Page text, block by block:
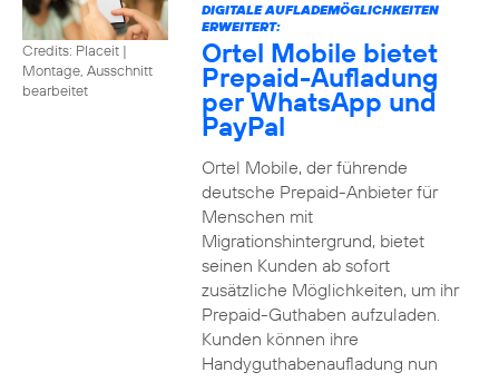
Credits: Placeit |
Montage, Ausschnitt
bearbeitet
DIGITALE AUFLADEMÖGLICHKEITEN
ERWEITERT:
Ortel Mobile bietet
Prepaid-Aufladung
per WhatsApp und
PayPal
Ortel Mobile, der führende
deutsche Prepaid-Anbieter für
Menschen mit
Migrationshintergrund, bietet
seinen Kunden ab sofort
zusätzliche Möglichkeiten, um ihr
Prepaid-Guthaben aufzuladen.
Kunden können ihre
Handyguthabenaufladung nun